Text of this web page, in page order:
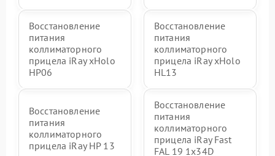
Восстановление
питания
коллиматорного
прицела iRay xHolo
HP06
Восстановление
питания
коллиматорного
прицела iRay xHolo
HL13
Восстановление
питания
коллиматорного
прицела iRay HP 13
Восстановление
питания
коллиматорного
прицела iRay Fast
FAL 19 1x34D